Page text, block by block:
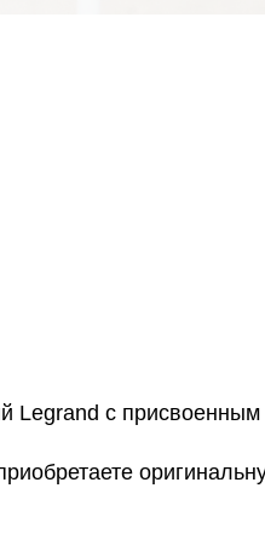
Legrand с